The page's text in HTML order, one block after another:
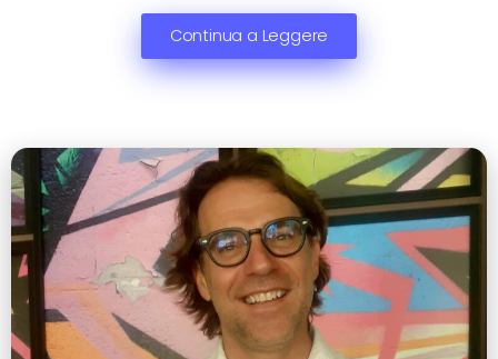
Continua a Leggere